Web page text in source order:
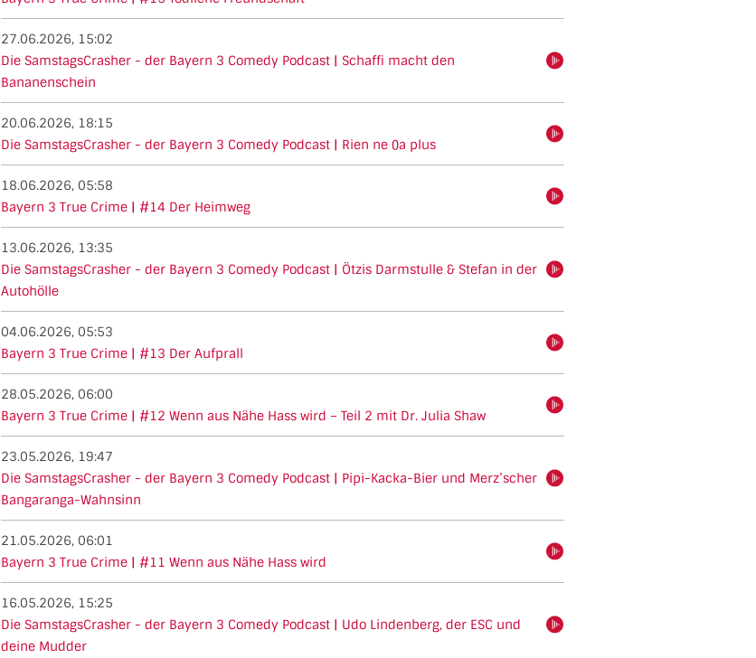
27.06.2026, 15:02
Die SamstagsCrasher - der Bayern 3 Comedy Podcast | Schaffi macht den
Bananenschein
20.06.2026, 18:15
Die SamstagsCrasher - der Bayern 3 Comedy Podcast | Rien ne ()a plus
18.06.2026, 05:58
Bayern 3 True Crime | #14 Der Heimweg
13.06.2026, 13:35
Die SamstagsCrasher - der Bayern 3 Comedy Podcast | Ötzis Darmstulle & Stefan in der
Autohölle
hören
04.06.2026, 05:53
Bayern 3 True Crime | #13 Der Aufprall
28.05.2026, 06:00
Bayern 3 True Crime | #12 Wenn aus Nähe Hass wird – Teil 2 mit Dr. Julia Shaw
hören
23.05.2026, 19:47
Die SamstagsCrasher - der Bayern 3 Comedy Podcast | Pipi-Kacka-Bier und Merz’scher
Bangaranga-Wahnsinn
hören
21.05.2026, 06:01
Bayern 3 True Crime | #11 Wenn aus Nähe Hass wird
16.05.2026, 15:25
Die SamstagsCrasher - der Bayern 3 Comedy Podcast | Udo Lindenberg, der ESC und
deine Mudder
hören